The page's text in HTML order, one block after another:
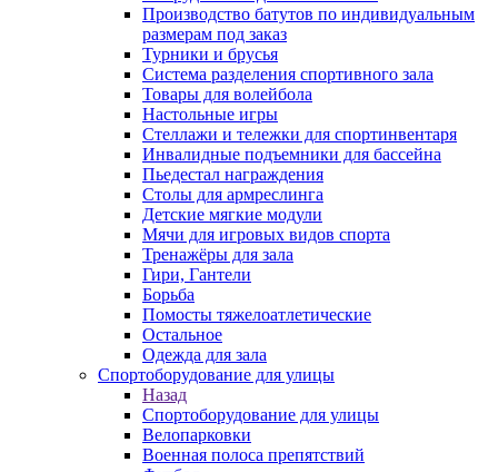
Производство батутов по индивидуальным
размерам под заказ
Турники и брусья
Система разделения спортивного зала
Товары для волейбола
Настольные игры
Стеллажи и тележки для спортинвентаря
Инвалидные подъемники для бассейна
Пьедестал награждения
Столы для армреслинга
Детские мягкие модули
Мячи для игровых видов спорта
Тренажёры для зала
Гири, Гантели
Борьба
Помосты тяжелоатлетические
Остальное
Одежда для зала
Спортоборудование для улицы
Назад
Спортоборудование для улицы
Велопарковки
Военная полоса препятствий